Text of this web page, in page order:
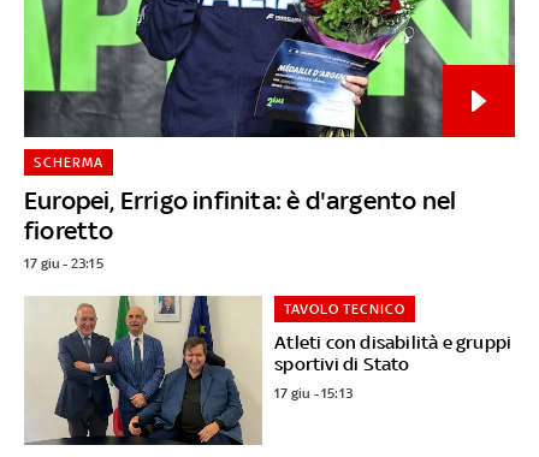
Europei, Errigo infinita: è d'argento nel
fioretto
SCHERMA
17 giu - 23:15
Atleti con disabilità e gruppi
sportivi di Stato
TAVOLO TECNICO
17 giu - 15:13